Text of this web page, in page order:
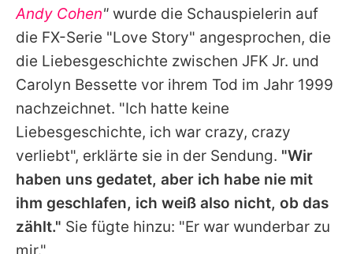
Team
Redaktionelle Richtlinien
Impressum
Datenschutzerklärung
Nutzungsbedingungen
Utiq verwalten
Andy Cohen" wurde die Schauspielerin auf
die FX-Serie "Love Story" angesprochen, die
die Liebesgeschichte zwischen JFK Jr. und
Carolyn Bessette vor ihrem Tod im Jahr 1999
nachzeichnet. "Ich hatte keine
Liebesgeschichte, ich war crazy, crazy
verliebt", erklärte sie in der Sendung. "Wir
haben uns gedatet, aber ich habe nie mit
ihm geschlafen, ich weiß also nicht, ob das
zählt." Sie fügte hinzu: "Er war wunderbar zu